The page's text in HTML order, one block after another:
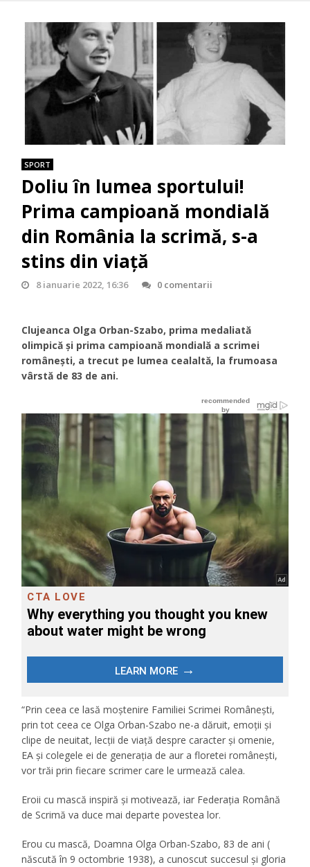
SPORT
Doliu în lumea sportului!
Prima campioană mondială
din România la scrimă, s-a
stins din viață
8 ianuarie 2022, 16:36 0 comentarii
Clujeanca Olga Orban-Szabo, prima medaliată
olimpică și prima campioană mondială a scrimei
românești, a trecut pe lumea cealaltă, la frumoasa
vârstă de 83 de ani.
“Prin ceea ce lasă moștenire Familiei Scrimei Românești,
prin tot ceea ce Olga Orban-Szabo ne-a dăruit, emoții și
clipe de neuitat, lecții de viață despre caracter și omenie,
EA și colegele ei de generația de aur a floretei românești,
vor trăi prin fiecare scrimer care le urmează calea.
Eroii cu mască inspiră și motivează, iar Federația Română
de Scrimă va duce mai departe povestea lor.
Erou cu mască, Doamna Olga Orban-Szabo, 83 de ani (
născută în 9 octombrie 1938), a cunoscut succesul și gloria